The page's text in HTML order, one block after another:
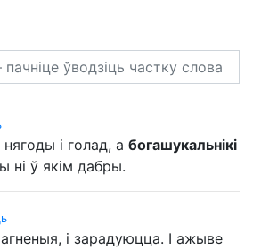
і голад, а богашукальнікі
ні ў якім дабры.
і зарадуюцца. І ажыве